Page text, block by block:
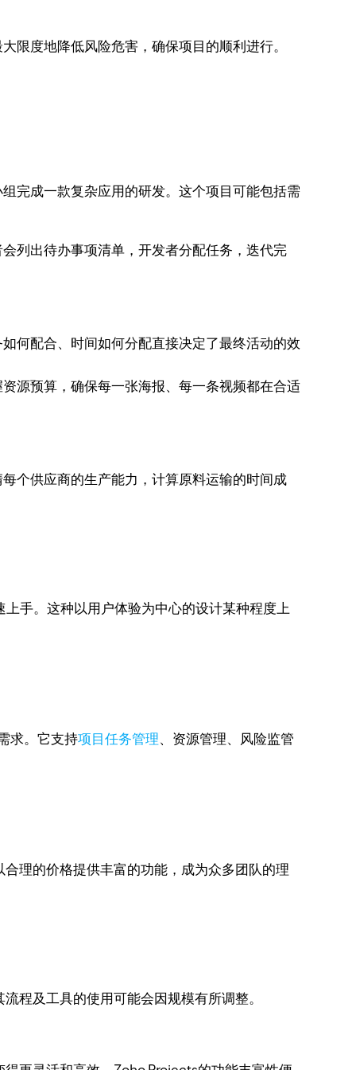
限度地降低风险危害，确保项目的顺利进行。
完成一款复杂应用的研发。这个项目可能包括需
列出待办事项清单，开发者分配任务，迭代完
何配合、时间如何分配直接决定了最终活动的效
源预算，确保每一张海报、每一条视频都在合适
个供应商的生产能力，计算原料运输的时间成
手。这种以用户体验为中心的设计某种程度上
求。它支持项目任务管理、资源管理、风险监管
理的价格提供丰富的功能，成为众多团队的理
程及工具的使用可能会因规模有所调整。